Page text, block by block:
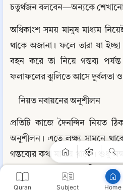
Quran Subject Home
চতুর্থজন বলবেন—অন্যকে
অধিকাংশ সময় মানুষ মাধ্যম
থাকে অজানা। ফলে তারা যা
বহন করে তা নিয়ে গন্তব্য
ফলাফলের ঝুলিতে আসে দুর্বলতা
নিয়ত নবায়নের অনুশীলন
প্রতিটি কাজে দৈনন্দিন নিয়ত
অনুশীলন। এতে লক্ষ্য সামনে
গন্তব্যের কথা মাথায় থাকে। শুধু
অনুভব করা কাজের প্রতিদান
প্রতিদানলাভে পরিশ্রমী ও
Copy